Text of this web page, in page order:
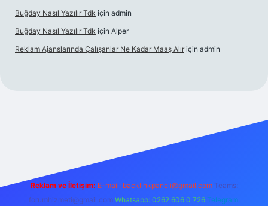
Buğday Nasıl Yazılır Tdk için admin
Buğday Nasıl Yazılır Tdk için Alper
Reklam Ajanslarında Çalışanlar Ne Kadar Maaş Alır için admin
Reklam ve İletişim: E-mail: backlinkpaneli@gmail.com Teams:
forumhizmeti@gmail.com Whatsapp: 0262 606 0 726 Telegram: